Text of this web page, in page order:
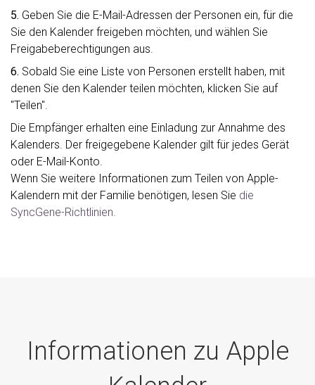
5. Geben Sie die E-Mail-Adressen der Personen ein, für die
Sie den Kalender freigeben möchten, und wählen Sie
Freigabeberechtigungen aus.
6. Sobald Sie eine Liste von Personen erstellt haben, mit
denen Sie den Kalender teilen möchten, klicken Sie auf
"Teilen".
Die Empfänger erhalten eine Einladung zur Annahme des
Kalenders. Der freigegebene Kalender gilt für jedes Gerät
oder E-Mail-Konto.
Wenn Sie weitere Informationen zum Teilen von Apple-
Kalendern mit der Familie benötigen, lesen Sie die
SyncGene-Richtlinien.
Informationen zu Apple